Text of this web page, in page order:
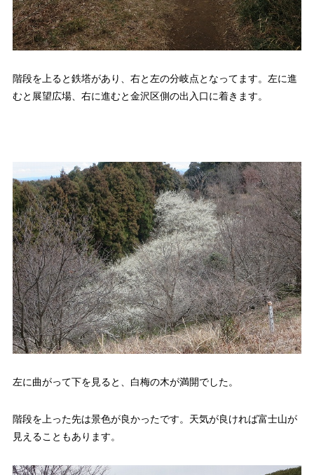
階段を上ると鉄塔があり、右と左の分岐点となってます。左に進
むと展望広場、右に進むと金沢区側の出入口に着きます。
左に曲がって下を見ると、白梅の木が満開でした。
階段を上った先は景色が良かったです。天気が良ければ富士山が
見えることもあります。